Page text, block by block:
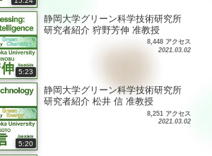
5:23
静岡大学グリーン科学技術研究所
研究者紹介 狩野芳伸 准教授
8,448 アクセス
2021.03.02
5:20
静岡大学グリーン科学技術研究所
研究者紹介 松井 信 准教授
8,251 アクセス
2021.03.02